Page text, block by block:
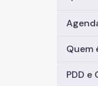
Quem
PDD e